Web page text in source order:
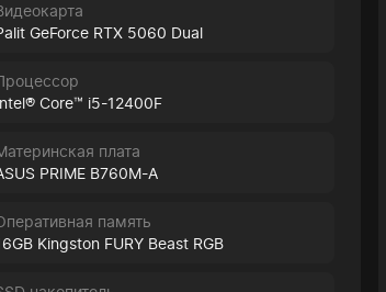
GeForce RTX 5060 Dual
Core™ i5-12400F
плата
PRIME B760M-A
память
Kingston FURY Beast RGB